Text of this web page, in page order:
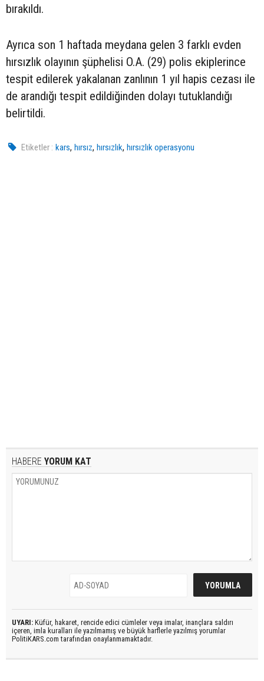
bırakıldı.
Ayrıca son 1 haftada meydana gelen 3 farklı evden
hırsızlık olayının şüphelisi O.A. (29) polis ekiplerince
tespit edilerek yakalanan zanlının 1 yıl hapis cezası ile
de arandığı tespit edildiğinden dolayı tutuklandığı
belirtildi.
Etiketler : kars,hırsız,hırsızlık,hırsızlık operasyonu
HABERE YORUM KAT
UYARI: Küfür, hakaret, rencide edici cümleler veya imalar, inançlara saldırı
içeren, imla kuralları ile yazılmamış ve büyük harflerle yazılmış yorumlar
PolitiKARS.com tarafından onaylanmamaktadır.